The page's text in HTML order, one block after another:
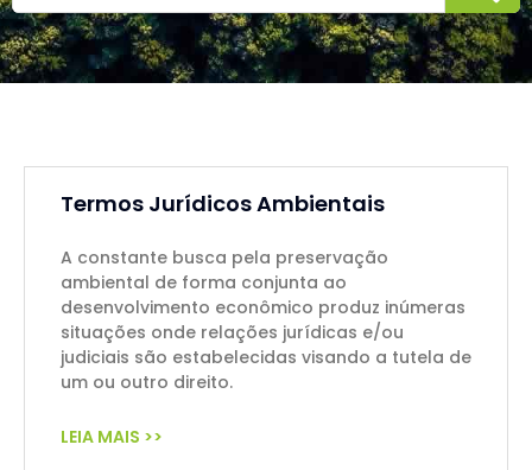
Termos Jurídicos Ambientais
A constante busca pela preservação
ambiental de forma conjunta ao
desenvolvimento econômico produz inúmeras
situações onde relações jurídicas e/ou
judiciais são estabelecidas visando a tutela de
um ou outro direito.
LEIA MAIS >>